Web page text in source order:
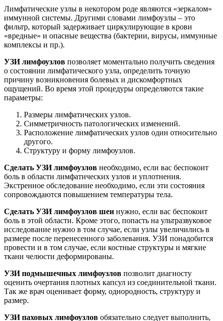
Лимфатические узлы в некотором роде являются «зеркалом»
иммунной системы. Другими словами лимфоузлы – это
фильтр, который задерживает циркулирующие в крови
«вредные» и опасные вещества (бактерии, вирусы, иммунные
комплексы и пр.).
УЗИ лимфоузлов позволяет моментально получить сведения
о состоянии лимфатического узла, определить точную
причину возникновения болевых и дискомфортных
ощущений. Во время этой процедуры определяются такие
параметры:
Размеры лимфатических узлов.
Симметричность патологических изменений.
Расположение лимфатических узлов один относительно
другого.
Структуру и форму лимфоузлов.
Сделать УЗИ лимфоузлов необходимо, если вас беспокоит
боль в области лимфатических узлов и уплотнения.
Экстренное обследование необходимо, если эти состояния
сопровождаются повышением температуры тела.
Сделать УЗИ лимфоузлов шеи нужно, если вас беспокоит
боль в этой области. Кроме этого, попасть на ультразвуковое
исследование нужно в том случае, если узлы увеличились в
размере после перенесенного заболевания. УЗИ понадобится
провести и в том случае, если костные структуры и мягкие
ткани челюсти деформированы.
УЗИ подмышечных лимфоузлов позволит диагносту
оценить очертания плотных капсул из соединительной ткани.
Так же врач оценивает форму, однородность, структуру и
размер.
УЗИ паховых лимфоузлов обязательно следует выполнить,